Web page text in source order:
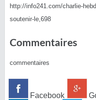
http://info241.com/charlie-
soutenir-le,698
Commentaires
commentaires
Facebook